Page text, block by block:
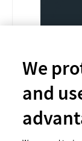
#154
We
and